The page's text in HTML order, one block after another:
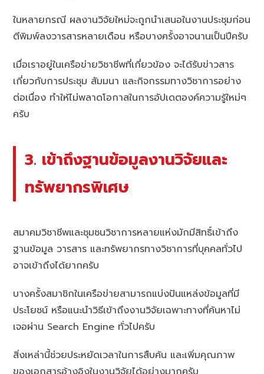
ในหลายกรณี ผลงานวิจัยใหม่จะถูกนำเสนอในงานประชุมก่อน
ตีพิมพ์ลงวารสารหลายเดือน หรือบางครั้งอาจนานเป็นปีครับ
เมื่อเราอยู่ในเครือข่ายวิชาชีพที่เกี่ยวข้อง จะได้รับข่าวสาร
เกี่ยวกับการประชุม สัมมนา และกิจกรรมทางวิชาการอย่าง
ต่อเนื่อง ทำให้ไม่พลาดโอกาสในการอัปเดตองค์ความรู้ใหม่ๆ
ครับ
3. เข้าถึงฐานข้อมูลงานวิจัยและ
ทรัพยากรพิเศษ
สมาคมวิชาชีพและชุมชนวิชาการหลายแห่งมักมีสิทธิ์เข้าถึง
ฐานข้อมูล วารสาร และทรัพยากรทางวิชาการที่บุคคลทั่วไป
อาจเข้าถึงได้ยากครับ
บางครั้งสมาชิกในเครือข่ายสามารถแบ่งปันแหล่งข้อมูลที่มี
ประโยชน์ หรือแนะนำวิธีเข้าถึงงานวิจัยเฉพาะทางที่ค้นหาไม่
เจอผ่าน Search Engine ทั่วไปครับ
สิ่งเหล่านี้ช่วยประหยัดเวลาในการสืบค้น และเพิ่มคุณภาพ